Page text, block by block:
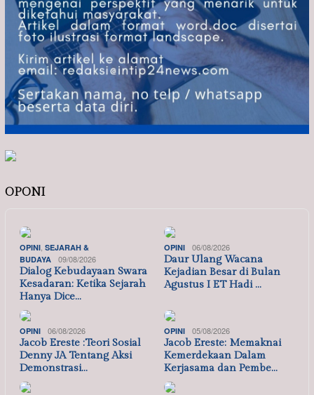
OPONI
OPINI SEJARAH &
BUDAYA
09/08/2026
Dialog Kebudayaan Swara
Kesadaran: Ketika Sejarah
Hanya Dice…
OPINI 06/08/2026
Daur Ulang Wacana
Kejadian Besar di Bulan
Agustus I ET Hadi …
OPINI 06/08/2026
Jacob Ereste :Teori Sosial
Denny JA Tentang Aksi
Demonstrasi…
OPINI 05/08/2026
Jacob Ereste: Memaknai
Kemerdekaan Dalam
Kerjasama dan Pembe…